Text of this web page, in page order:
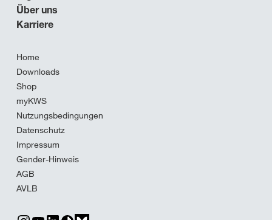
Über uns
Karriere
Home
Downloads
Shop
myKWS
Nutzungsbedingungen
Datenschutz
Impressum
Gender-Hinweis
AGB
AVLB